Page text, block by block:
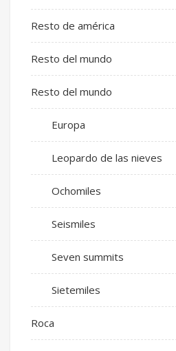
Resto de américa
Resto del mundo
Resto del mundo
Europa
Leopardo de las nieves
Ochomiles
Seismiles
Seven summits
Sietemiles
Roca